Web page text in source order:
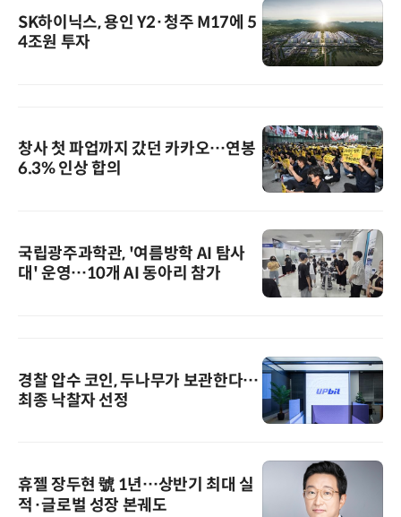
SK하이닉스, 용인 Y2·청주 M17에 5
4조원 투자
창사 첫 파업까지 갔던 카카오…연봉
6.3% 인상 합의
국립광주과학관, '여름방학 AI 탐사
대' 운영…10개 AI 동아리 참가
경찰 압수 코인, 두나무가 보관한다…
최종 낙찰자 선정
휴젤 장두현 號 1년…상반기 최대 실
적·글로벌 성장 본궤도